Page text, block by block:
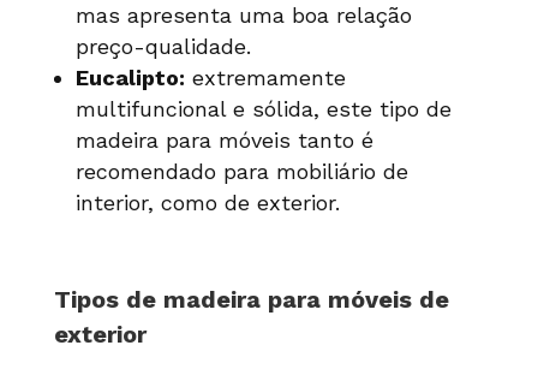
mas apresenta uma boa relação
preço-qualidade.
Eucalipto: extremamente
multifuncional e sólida, este tipo de
madeira para móveis tanto é
recomendado para mobiliário de
interior, como de exterior.
Tipos de madeira para móveis de
exterior